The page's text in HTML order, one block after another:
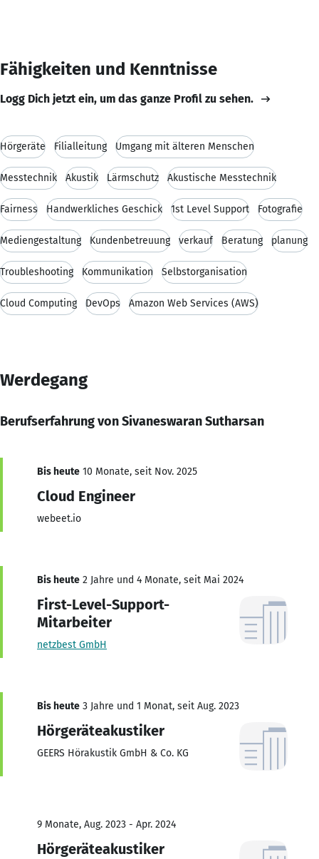
Fähigkeiten und Kenntnisse
Logg Dich jetzt ein, um das ganze Profil zu sehen.
Hörgeräte Filialleitung Umgang mit älteren Menschen
Messtechnik Akustik Lärmschutz Akustische Messtechnik
Fairness Handwerkliches Geschick 1st Level Support Fotografie
Mediengestaltung Kundenbetreuung verkauf Beratung planung
Troubleshooting Kommunikation Selbstorganisation
Cloud Computing DevOps Amazon Web Services (AWS)
Werdegang
Berufserfahrung von Sivaneswaran Sutharsan
Bis heute 10 Monate, seit Nov. 2025
Cloud Engineer
webeet.io
Bis heute 2 Jahre und 4 Monate, seit Mai 2024
First-Level-Support-
Mitarbeiter
netzbest GmbH
Bis heute 3 Jahre und 1 Monat, seit Aug. 2023
Hörgeräteakustiker
GEERS Hörakustik GmbH & Co. KG
9 Monate, Aug. 2023 - Apr. 2024
Hörgeräteakustiker